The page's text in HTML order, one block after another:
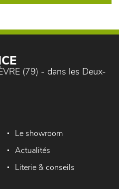
(79) - dans les Deux-
Le showroom
Actualités
Literie & conseils